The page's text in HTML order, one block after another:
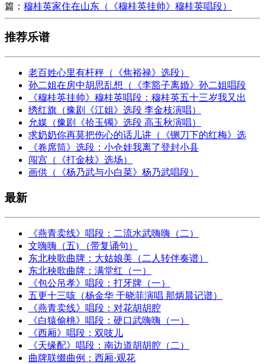
篇： 穆桂英家住在山东（《穆桂英挂帅》穆桂英唱段）
推荐乐谱
老百姓心里有杆秤（《焦裕禄》选段）
孙二姐在房中胡思乱想（《李豁子离婚》孙二姐唱段
《穆桂英挂帅》穆桂英唱段：穆桂英五十三岁我又出
绣红旗（豫剧《江姐》选段 李金枝演唱）
允媒（豫剧《拾玉镯》选段 高玉秋演唱）
求奶奶你再莫把伤心的话儿讲（《铡刀下的红梅》选
《卷席筒》选段：小仓娃我离了登封小县
闯宫（《打金枝》选场）
画供（《杨乃武与小白菜》杨乃武唱段）
最新
《燕青卖线》唱段：二流水武嗨嗨（二）
文嗨嗨（五) （带复诵句）
东北秧歌曲牌：大姑娘美（二人转伴奏谱）
东北秧歌曲牌：满堂红（一）
《包公吊孝》唱段：打牙牌（一）
五更十三咳（杨金华 于晓菲演唱 那炳晨记谱）
《燕青卖线》唱段：对花胡胡腔
《白猿偷桃》唱段：硬口武嗨嗨（一）
《西厢》唱段：双吱儿
《天缘配》唱段：南边道胡胡腔（二）
曲牌联缀曲例：西厢·观花